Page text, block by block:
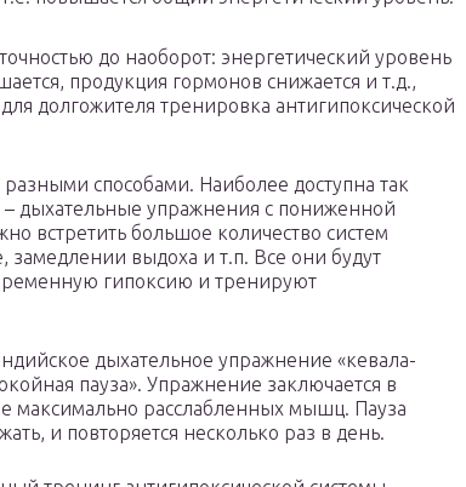
до наоборот: энергетический уровень
продукция гормонов снижается и т.д.,
долгожителя тренировка антигипоксической
способами. Наиболее доступна так
дыхательные упражнения с пониженной
встретить большое количество систем
замедлении выдоха и т.п. Все они будут
гипоксию и тренируют
дыхательное упражнение «кевала-
пауза». Упражнение заключается в
расслабленных мышц. Пауза
и повторяется несколько раз в день.